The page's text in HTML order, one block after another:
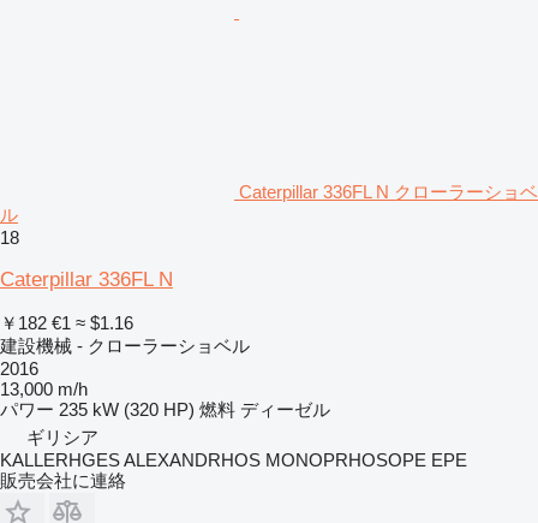
Caterpillar 336FL N クローラーショベ
ル
18
Caterpillar 336FL N
￥182 €1 ≈ $1.16
建設機械 - クローラーショベル
2016
13,000 m/h
パワー 235 kW (320 HP) 燃料 ディーゼル
ギリシア
KALLERHGES ALEXANDRHOS MONOPRHOSOPE EPE
販売会社に連絡